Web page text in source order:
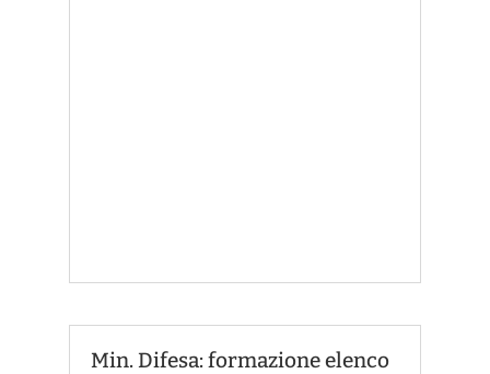
Min. Difesa: formazione elenco